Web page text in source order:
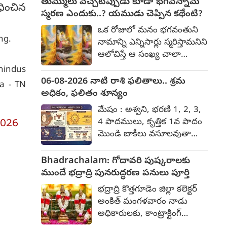
- TN
పొదుపు ధోరణి ముందుగానే
అలవాటు చేసుకోండి. పనులు,
బాధ్యతలు ఇతరులకు
అప్పగించవద్దు. అనుకోని
సంఘటన ఎదురవుతుంది. పెద్దల
జోక్యంతో సమస్య
సద్దుమణుగుతుంది. వృషభం:
కృత్తిక 2, 3, 4 పాదాలు, రోహిణి,
మృగశిర 1, 2 పాదాలు
అనుకూలతలు అంత మాత్రమే.
కష్టించినా ఫలితం ఉండదు.
ఇతరుల సాయం ఆశించవద్దు.
ఖర్చులు విపరీతం. పనుల్లో ఒత్తిడి
అధికం. ఆత్మీయుల రాక
ఉత్సాహాన్నిస్తుంది. ప్రయాణం
తలపెడతారు. వాహనం
నడిపేటప్పుడు జాగ్రత్త.
స్మరణ ఎందుకు..? యముడు చెప్పిన కథేంటి?
ఒక రోజులో మనం భగవంతుని
నామాన్ని ఎన్నిసార్లు స్మరిస్తామనిని
ఆలోచిస్తే ఆ సంఖ్య చాలా
వెళ్ళేటప్పుడు లేదా పూజ చేసే
సమయంలో మాత్రమే మనం
జపిస్తాం. కానీ కొంతమంది
తుమ్ములు వచ్చినా కూడా
భగవంతుని పేరును స్మరిస్తారు.
అలాంటి వారిని చూసి మిగతా
వాళ్ళు ఎగతాళి చేస్తుంటారు. కానీ
తుమ్ములు వంటి చిన్న విషయానికి
కూడా ఎందుకు భగవంతుని
పేరును స్మరించాలి అని పెద్దలు
చెబుతారు. ఇక దీని వెనుక ఉన్న
ఆధ్యాత్మిక కారణాన్ని
06-08-2026 నాటి రాశి ఫలితాలు.. శ్రమ
అధికం, ఫలితం శూన్యం
మేషం : అశ్వని, భరణి 1, 2, 3,
4 పాదములు, కృత్తిక 1వ పాదం
మొండి బాకీలు వసూలవుతాయి.
ఖర్చులు సామాన్యం,
అభియోగాలకు ధీటుగా
స్పందిస్తారు. తలపెట్టిన పనులు
సాగవు. ఒక సమాచారం
ఆలోచింపచేస్తుంది. పెద్దలతో
సంప్రదింపులు జరుపుతారు.
Bhadrachalam: గోదావరి పుష్కరాలకు
ముందే భద్రాద్రి పునరుద్ధరణ పనులు పూర్తి
భద్రాద్రి కొత్తగూడెం జిల్లా కలెక్టర్
అంకిత్ మంగళవారం నాడు
అధికారులకు, కాంట్రాక్టింగ్